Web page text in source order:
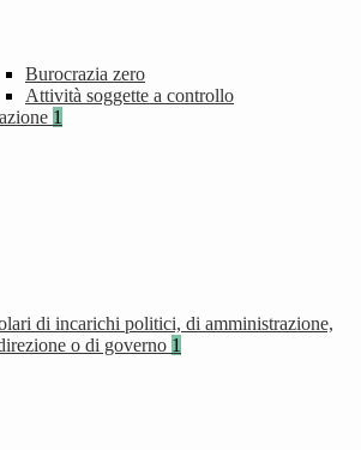
Burocrazia zero
Attività soggette a controllo
1
di incarichi politici, di amministrazione,
o di governo 1